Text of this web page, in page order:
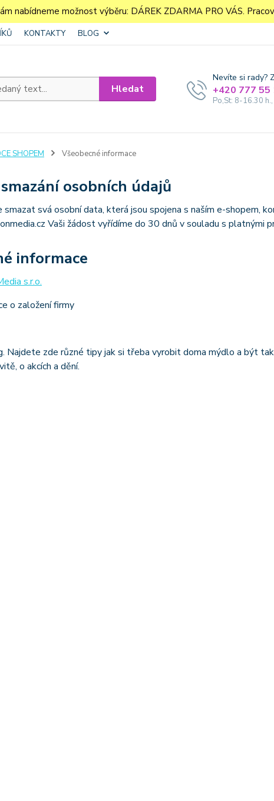
nabídneme možnost výběru: DÁREK ZDARMA PRO VÁS.
KONTAKTY BLOG
Hledat
Nevíte si rady?
+420 777 55
Po,St: 8-16.30
SHOPEM Všeobecné informace
osobních údajů
svá osobní data, která jsou spojena s naším e-shopem,
Vaši žádost vyřídíme do 30 dnů v souladu s platnými
informace
s.r.o.
o založení firmy
Najdete zde různé tipy jak si třeba vyrobit doma mýdlo a být
o akcích a dění.